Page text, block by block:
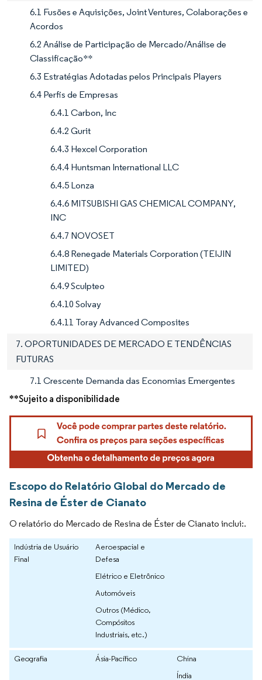
6.1 Fusões e Aquisições, Joint Ventures, Colaborações e
Acordos
6.2 Análise de Participação de Mercado/Análise de
Classificação**
6.3 Estratégias Adotadas pelos Principais Players
6.4 Perfis de Empresas
6.4.1 Carbon, Inc
6.4.2 Gurit
6.4.3 Hexcel Corporation
6.4.4 Huntsman International LLC
6.4.5 Lonza
6.4.6 MITSUBISHI GAS CHEMICAL COMPANY,
INC
6.4.7 NOVOSET
6.4.8 Renegade Materials Corporation (TEIJIN
LIMITED)
6.4.9 Sculpteo
6.4.10 Solvay
6.4.11 Toray Advanced Composites
7. OPORTUNIDADES DE MERCADO E TENDÊNCIAS
FUTURAS
7.1 Crescente Demanda das Economias Emergentes
**Sujeito a disponibilidade
Escopo do Relatório Global do Mercado de
Resina de Éster de Cianato
O relatório do Mercado de Resina de Éster de Cianato inclui:.
Indústria de Usuário
Final
Aeroespacial e
Defesa
Elétrico e Eletrônico
Automóveis
Outros (Médico,
Compósitos
Industriais, etc.)
Geografia Ásia-Pacífico
China
Índia